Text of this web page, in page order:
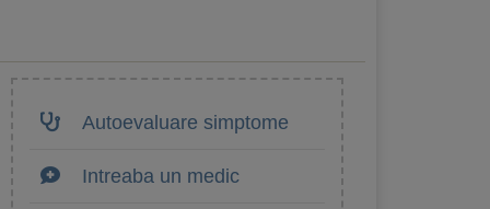
Autoevaluare simptome
Intreaba un medic